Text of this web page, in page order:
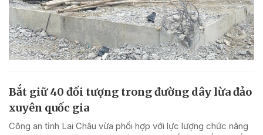
Bắt giữ 40 đối tượng trong đường dây lừa đảo
xuyên quốc gia
Công an tỉnh Lai Châu vừa phối hợp với lực lượng chức năng